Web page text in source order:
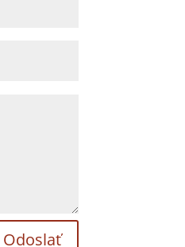
Odoslať